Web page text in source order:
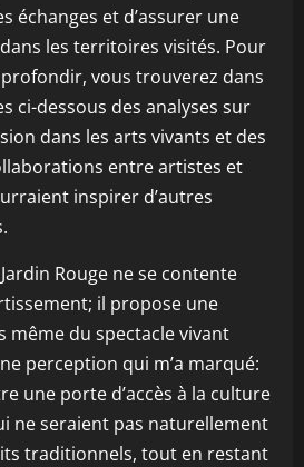
échanges et d’assurer une
les territoires visités. Pour
vous trouverez dans
ci-dessous des analyses sur
dans les arts vivants et des
entre artistes et
inspirer d’autres
Rouge ne se contente
il propose une
même du spectacle vivant
perception qui m’a marqué:
une porte d’accès à la culture
ne seraient pas naturellement
traditionnels, tout en restant